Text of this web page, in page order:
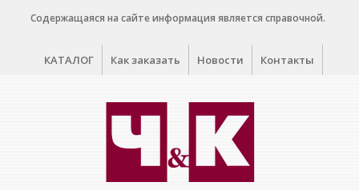
Содержащаяся на сайте информация является справочной.
КАТАЛОГ Как заказать Новости Контакты